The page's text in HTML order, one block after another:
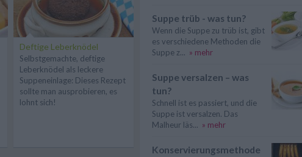
Deftige Leberknödel
Selbstgemachte, deftige
Leberknödel als leckere
Suppeneinlage: Dieses Rezept
sollte man ausprobieren, es
lohnt sich!
Suppe trüb - was tun?
Wenn die Suppe zu trüb ist, gibt
es verschiedene Methoden die
Suppe z... » mehr
Suppe versalzen – was
tun?
Schnell ist es passiert, und die
Suppe ist versalzen. Das
Malheur läs... » mehr
Konservierungsmethode